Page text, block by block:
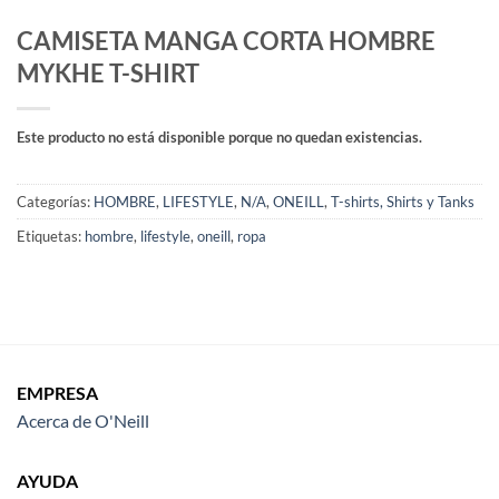
CAMISETA MANGA CORTA HOMBRE
MYKHE T-SHIRT
Este producto no está disponible porque no quedan existencias.
Categorías: HOMBRE, LIFESTYLE, N/A, ONEILL , T-shirts, Shirts y Tanks
Etiquetas: hombre, lifestyle, oneill, ropa
EMPRESA
Acerca de O'Neill
AYUDA